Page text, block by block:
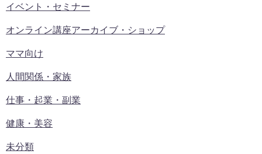
イベント・セミナー
オンライン講座アーカイブ・ショップ
ママ向け
人間関係・家族
仕事・起業・副業
健康・美容
未分類